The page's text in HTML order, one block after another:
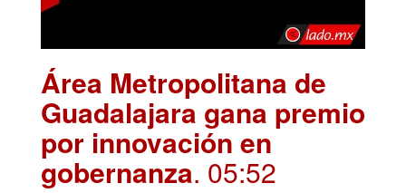
Área Metropolitana de
Guadalajara gana premio
por innovación en
gobernanza. 05:52